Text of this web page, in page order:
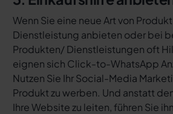
Wenn Sie eine neue Art von
Dienstleistung anbieten oder bei
Produkten/ Dienstleistungen oft
eignen sich Click-to-WhatsApp
Nutzen Sie Ihr Social-Media
Produkt zu werben. Und anstatt
Ihre Website zu leiten, führen Sie